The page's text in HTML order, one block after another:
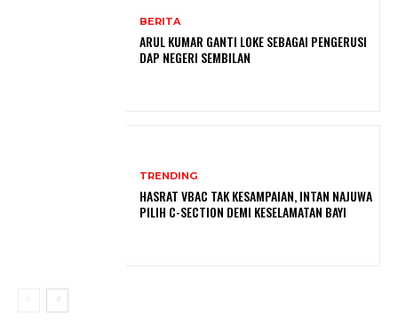
BERITA
ARUL KUMAR GANTI LOKE SEBAGAI PENGERUSI
DAP NEGERI SEMBILAN
TRENDING
HASRAT VBAC TAK KESAMPAIAN, INTAN NAJUWA
PILIH C-SECTION DEMI KESELAMATAN BAYI